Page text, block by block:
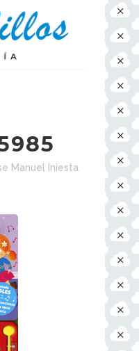
Manuel Iniesta